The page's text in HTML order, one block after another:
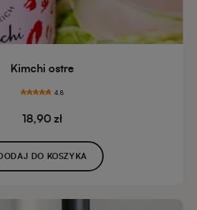
Kimchi ostre
4.8
18,90 zł
DODAJ DO KOSZYKA